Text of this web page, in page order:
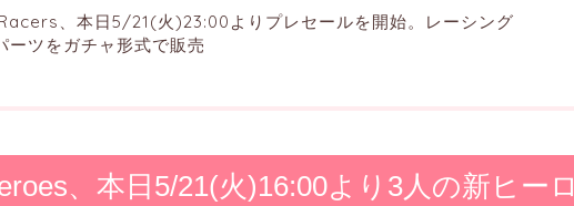
、本日5/21(火)23:00よりプレセールを開始。レーシング
ーツをガチャ形式で販売
、本日5/21(火)16:00より3人の新ヒーロ